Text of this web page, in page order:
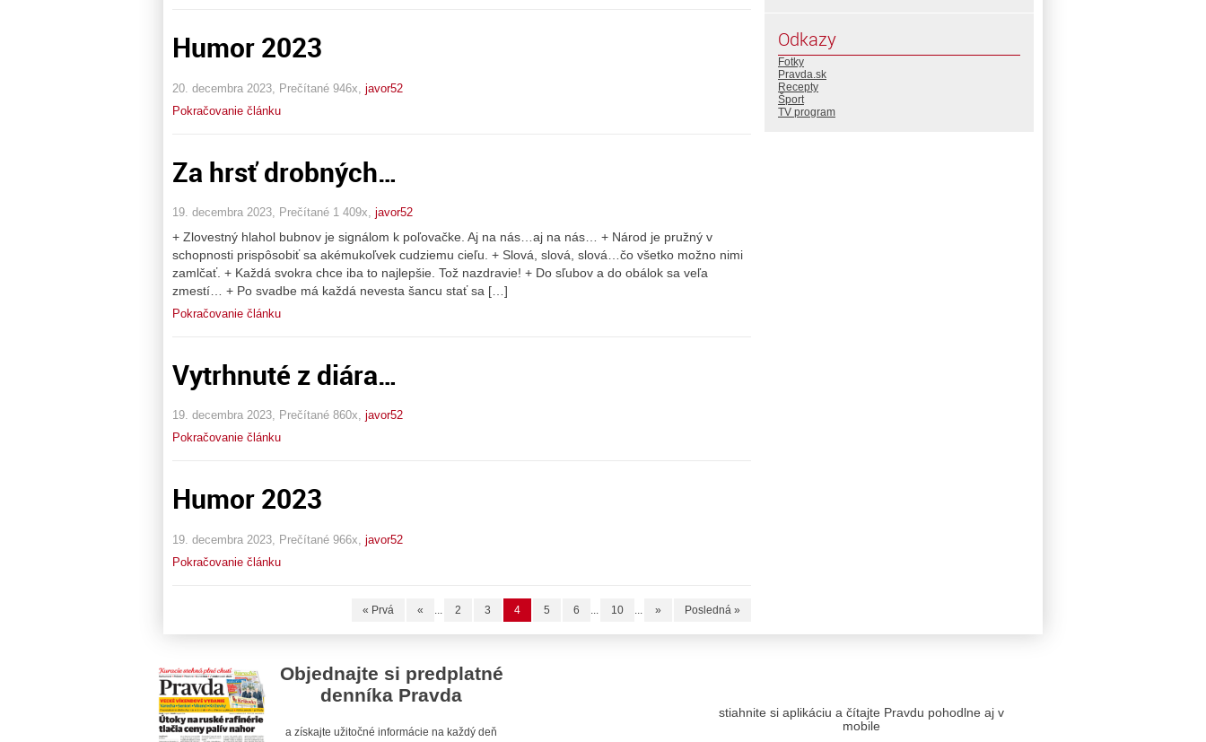
Humor 2023
20. decembra 2023, Prečítané 946x, javor52
Pokračovanie článku
Za hrsť drobných…
19. decembra 2023, Prečítané 1 409x, javor52
+ Zlovestný hlahol bubnov je signálom k poľovačke. Aj na nás…aj na nás… + Národ je pružný v
schopnosti prispôsobiť sa akémukoľvek cudziemu cieľu. + Slová, slová, slová…čo všetko možno nimi
zamlčať. + Každá svokra chce iba to najlepšie. Tož nazdravie! + Do sľubov a do obálok sa veľa
zmestí… + Po svadbe má každá nevesta šancu stať sa […]
Pokračovanie článku
Vytrhnuté z diára…
19. decembra 2023, Prečítané 860x, javor52
Pokračovanie článku
Humor 2023
19. decembra 2023, Prečítané 966x, javor52
Pokračovanie článku
« Prvá « 2 3 4 5 6 10 » Posledná »
Odkazy
Fotky
Pravda.sk
Recepty
Šport
TV program
Objednajte si predplatné
denníka Pravda
a získajte užitočné informácie na každý deň
stiahnite si aplikáciu a čítajte Pravdu pohodlne aj v
mobile